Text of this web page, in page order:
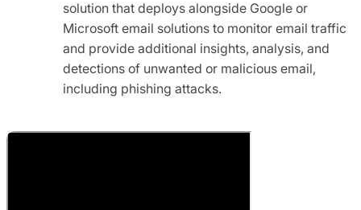
solution that deploys alongside Google or
Microsoft email solutions to monitor email traffic
and provide additional insights, analysis, and
detections of unwanted or malicious email,
including phishing attacks.